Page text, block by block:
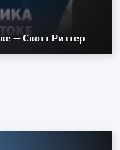
— Скотт Риттер